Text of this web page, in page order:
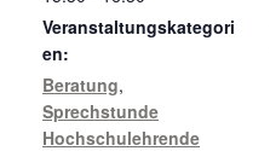
Veranstaltungskategori
en:
Beratung,
Sprechstunde
Hochschulehrende